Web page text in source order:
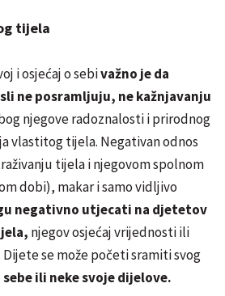
tijela
i osjećaj o sebivažno je da
ne posramljuju, ne kažnjavanju
njegove radoznalosti i prirodnog
vlastitog tijela. Negativan odnos
tijela i njegovom spolnom
dobi), makar i samo vidljivo
negativno utjecati na djetetov
njegov osjećaj vrijednosti ili
se može početi sramiti svog
ili neke svoje dijelove.